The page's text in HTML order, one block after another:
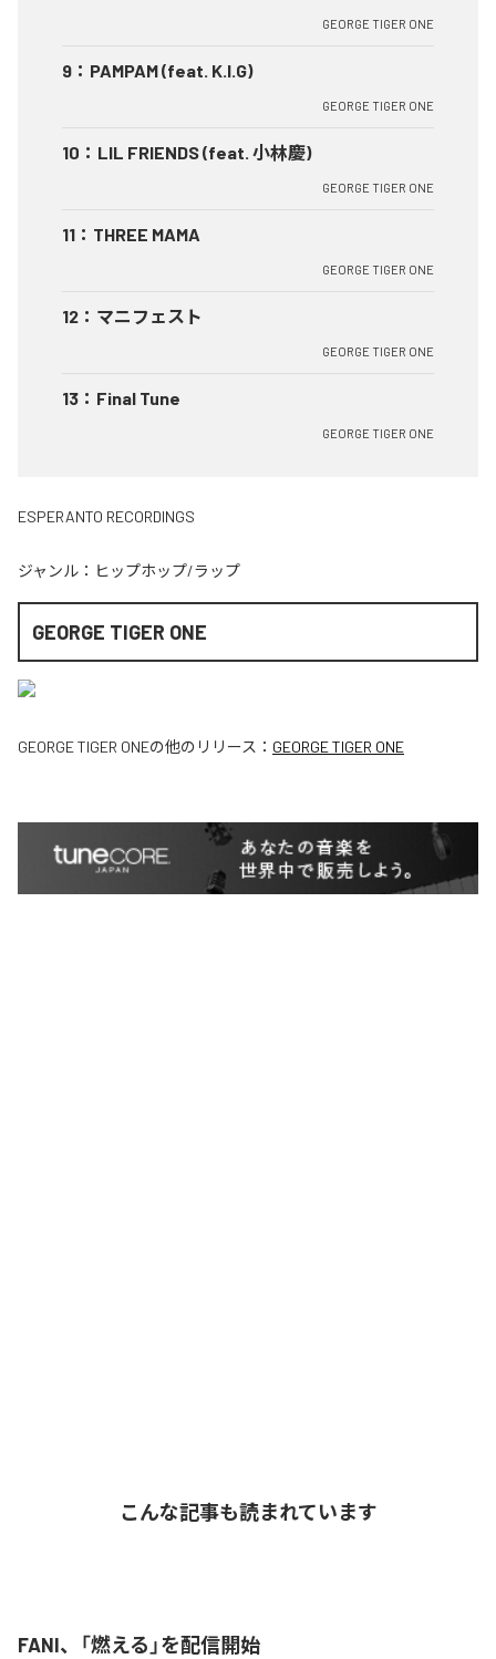
GEORGE TIGER ONE
9 ： PAMPAM (feat. K.I.G)
GEORGE TIGER ONE
10 ： LIL FRIENDS (feat. 小林慶)
GEORGE TIGER ONE
11 ： THREE MAMA
GEORGE TIGER ONE
12 ： マニフェスト
GEORGE TIGER ONE
13 ： Final Tune
GEORGE TIGER ONE
ESPERANTO RECORDINGS
ジャンル： ヒップホップ/ラップ
GEORGE TIGER ONE
GEORGE TIGER ONEの他のリリース： GEORGE TIGER ONE
こんな記事も読まれています
FANI、「燃える」を配信開始